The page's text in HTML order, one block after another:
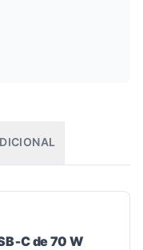
de 70 W